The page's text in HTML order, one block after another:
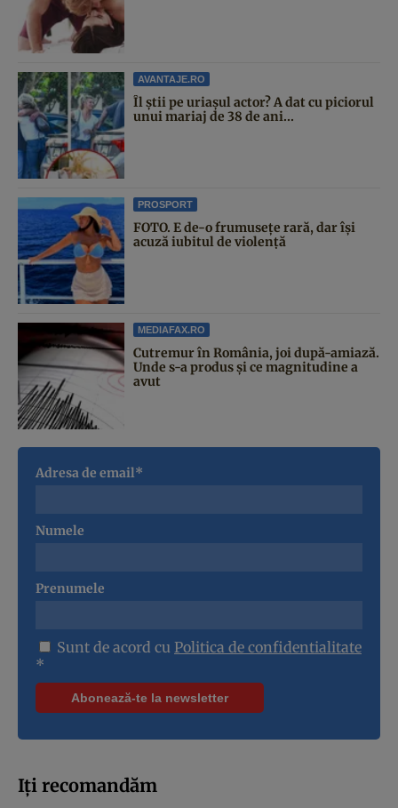
AVANTAJE.RO
Îl știi pe uriașul actor? A dat cu piciorul
unui mariaj de 38 de ani...
PROSPORT
FOTO. E de-o frumusețe rară, dar își
acuză iubitul de violență
MEDIAFAX.RO
Cutremur în România, joi după-amiază.
Unde s-a produs și ce magnitudine a
avut
Adresa de email*
Numele
Prenumele
Sunt de acord cu Politica de confidentialitate
*
Iți recomandăm